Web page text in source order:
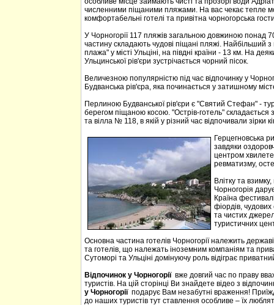
численними піщаними пляжами. На вас чекає тепле
комфортабельні готелі та привітна чорногорська
У Чорногорії 117 пляжів загальною довжиною понад
частину складають чудові піщані пляжі. Найбільший
плажа" у місті Ульціні, на півдні країни - 13 км. На
Ульцинської рів'єри зустрічається чорний пісок.
Величезною популярністю під час відпочинку у
Будванська рів'єра, яка починається у затишному
Перлиною Будванської рів'єри є "Святий Стефан" -
берегом піщаною косою. "Острів-готель"
та вілла № 118, в якій у різний час відпочивали зірки
Герцегновська
завдяки
центром
ревматизму,
Влітку та
Чорногорія
Країна
фіордів, чудових
та чистих
туристичних
Основна частина готелів Чорногорії належить
та готелів, що належать іноземним компаніям та
Сутоморі та Ульціні домінуючу роль відіграє
Відпочинок у Чорногорії вже довгий час по праву
туристів. На цій сторінці Ви знайдете відео з
у Чорногоріїподарує Вам незабутні враження!
до наших туристів тут ставлення особливе – їх